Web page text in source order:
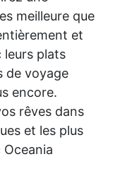
meilleure que
et
leurs plats
de voyage
encore.
rêves dans
et les plus